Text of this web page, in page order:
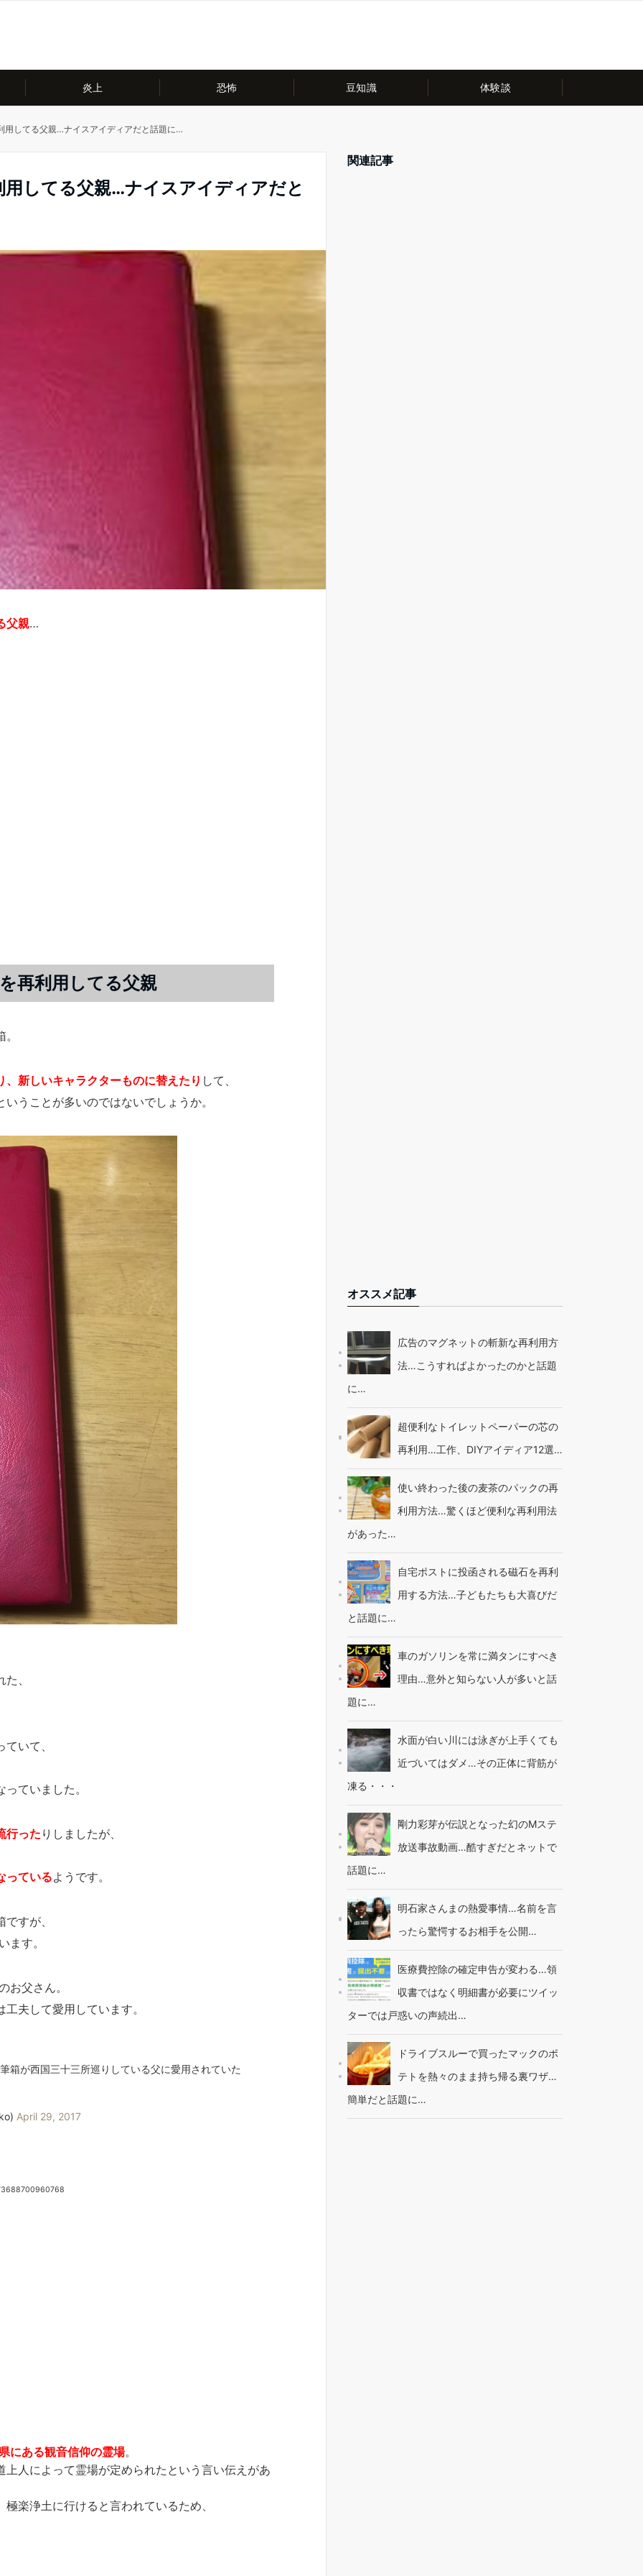
炎上 恐怖 豆知識 体験談
用してる父親…ナイスアイディアだと話題に…
してる父親…ナイスアイディアだと
父親…
再利用してる父親
新しいキャラクターものに替えたり して、
うことが多いのではないでしょうか。
、
いて、
ていました。
行ったりしましたが、
っているようです。
すが、
ます。
お父さん。
夫して愛用しています。
箱が西国三十三所巡りしている父に愛用されていた
April 29, 2017
にある観音信仰の霊場。
人によって霊場が定められたという言い伝えがあ
楽浄土に行けると言われているため、
関連記事
オススメ記事
広告のマグネットの斬新な再利用方
法…こうすればよかったのかと話題
に…
超便利なトイレットペーパーの芯の
再利用…工作、DIYアイディア12選…
使い終わった後の麦茶のパックの再
利用方法…驚くほど便利な再利用法
があった…
自宅ポストに投函される磁石を再利
用する方法…子どもたちも大喜びだ
と話題に…
車のガソリンを常に満タンにすべき
理由…意外と知らない人が多いと話
題に…
水面が白い川には泳ぎが上手くても
近づいてはダメ…その正体に背筋が
凍る・・・
剛力彩芽が伝説となった幻のMステ
放送事故動画…酷すぎだとネットで
話題に…
明石家さんまの熱愛事情…名前を言
ったら驚愕するお相手を公開…
医療費控除の確定申告が変わる…領
収書ではなく明細書が必要にツイッ
ターでは戸惑いの声続出…
ドライブスルーで買ったマックのポ
テトを熱々のまま持ち帰る裏ワザ…
簡単だと話題に…